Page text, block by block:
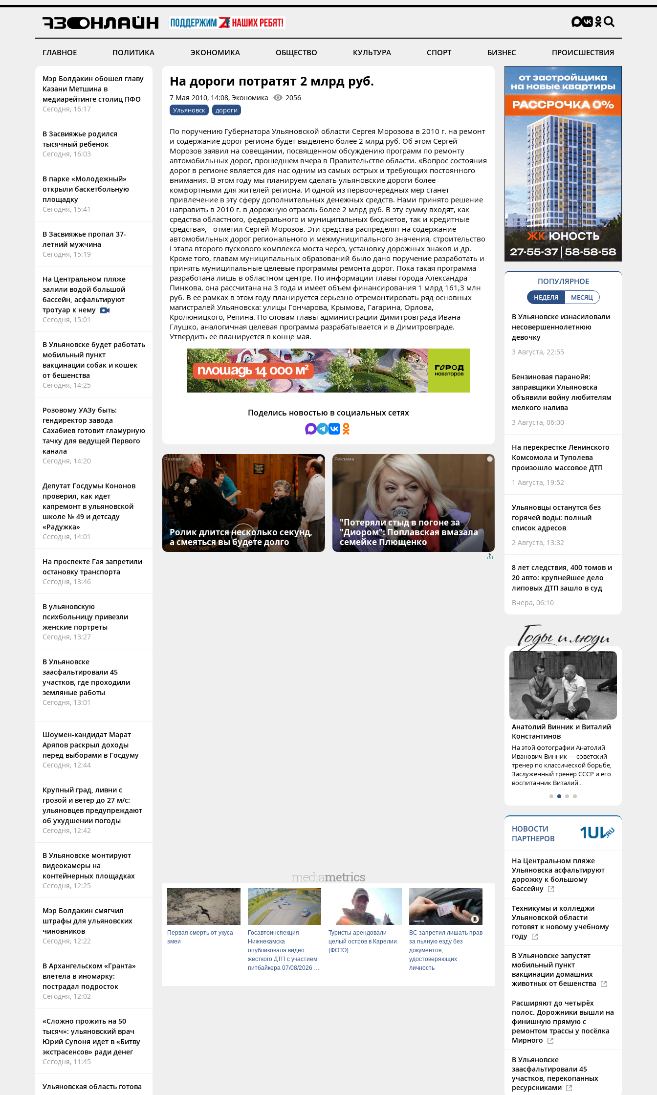
ГЛАВНОЕ ПОЛИТИКА ЭКОНОМИКА ОБЩЕСТВО КУЛЬТУРА СПОРТ БИЗНЕС ПРОИСШЕСТВИЯ
Мэр Болдакин обошел главу
Казани Метшина в
медиарейтинге столиц ПФО
Сегодня, 16:17
В Засвияжье родился
тысячный ребенок
Сегодня, 16:03
В парке «Молодежный»
открыли баскетбольную
площадку
Сегодня, 15:41
В Засвияжье пропал 37-
летний мужчина
Сегодня, 15:19
На Центральном пляже
залили водой большой
бассейн, асфальтируют
тротуар к нему
Сегодня, 15:01
В Ульяновске будет работать
мобильный пункт
вакцинации собак и кошек
от бешенства
Сегодня, 14:25
Розовому УАЗу быть:
гендиректор завода
Сахабиев готовит гламурную
тачку для ведущей Первого
канала
Сегодня, 14:20
Депутат Госдумы Кононов
проверил, как идет
капремонт в ульяновской
школе № 49 и детсаду
«Радужка»
Сегодня, 14:01
На проспекте Гая запретили
остановку транспорта
Сегодня, 13:46
В ульяновскую
психбольницу привезли
женские портреты
Сегодня, 13:27
В Ульяновске
заасфальтировали 45
участков, где проходили
земляные работы
Сегодня, 13:01
Шоумен-кандидат Марат
Аряпов раскрыл доходы
перед выборами в Госдуму
Сегодня, 12:44
Крупный град, ливни с
грозой и ветер до 27 м/с:
ульяновцев предупреждают
об ухудшении погоды
Сегодня, 12:42
В Ульяновске монтируют
видеокамеры на
контейнерных площадках
Сегодня, 12:25
Мэр Болдакин смягчил
штрафы для ульяновских
чиновников
Сегодня, 12:22
В Архангельском «Гранта»
влетела в иномарку:
пострадал подросток
Сегодня, 12:02
«Сложно прожить на 50
тысяч»: ульяновский врач
Юрий Супоня идет в «Битву
экстрасенсов» ради денег
Сегодня, 11:45
Ульяновская область готова
На дороги потратят 2 млрд руб.
7 Мая 2010, 14:08, Экономика 2056
Ульяновск дороги
По поручению Губернатора Ульяновской области Сергея Морозова в 2010 г. на ремонт
и содержание дорог региона будет выделено более 2 млрд руб. Об этом Сергей
Морозов заявил на совещании, посвященном обсуждению программ по ремонту
автомобильных дорог, прошедшем вчера в Правительстве области. «Вопрос состояния
дорог в регионе является для нас одним из самых острых и требующих постоянного
внимания. В этом году мы планируем сделать ульяновские дороги более
комфортными для жителей региона. И одной из первоочередных мер станет
привлечение в эту сферу дополнительных денежных средств. Нами принято решение
направить в 2010 г. в дорожную отрасль более 2 млрд руб. В эту сумму входят, как
средства областного, федерального и муниципальных бюджетов, так и кредитные
средства», - отметил Сергей Морозов. Эти средства распределят на содержание
автомобильных дорог регионального и межмуниципального значения, строительство
I этапа второго пускового комплекса моста через, установку дорожных знаков и др.
Кроме того, главам муниципальных образований было дано поручение разработать и
принять муниципальные целевые программы ремонта дорог. Пока такая программа
разработана лишь в областном центре. По информации главы города Александра
Пинкова, она рассчитана на 3 года и имеет объем финансирования 1 млрд 161,3 млн
руб. В ее рамках в этом году планируется серьезно отремонтировать ряд основных
магистралей Ульяновска: улицы Гончарова, Крымова, Гагарина, Орлова,
Кролюницкого, Репина. По словам главы администрации Димитровграда Ивана
Глушко, аналогичная целевая программа разрабатывается и в Димитровграде.
Утвердить её планируется в конце мая.
Поделись новостью в социальных сетях
i
Ролик длится несколько секунд,
а смеяться вы будете долго
i
"Потеряли стыд в погоне за
"Диором": Поплавская вмазала
семейке Плющенко
Первая смерть от укуса
змеи
Госавтоинспекция
Нижнекамска
опубликовала видео
жесткого ДТП с участием
питбайкера 07/08/2026 –
Туристы арендовали
целый остров в Карелии
(ФОТО)
ВС запретил лишать прав
за пьяную езду без
документов,
удостоверяющих
личность
ПОПУЛЯРНОЕ
НЕДЕЛЯ МЕСЯЦ
В Ульяновске изнасиловали
несовершеннолетнюю
девочку
3 Августа, 22:55
Бензиновая паранойя:
заправщики Ульяновска
объявили войну любителям
мелкого налива
3 Августа, 06:00
На перекрестке Ленинского
Комсомола и Туполева
произошло массовое ДТП
1 Августа, 19:52
Ульяновцы останутся без
горячей воды: полный
список адресов
2 Августа, 13:32
8 лет следствия, 400 томов и
20 авто: крупнейшее дело
липовых ДТП зашло в суд
Вчера, 06:10
Анатолий Винник и Виталий
Константинов
На этой фотографии Анатолий
Иванович Винник — советский
тренер по классической борьбе,
Заслуженный тренер СССР и его
воспитанник Виталий...
НОВОСТИ
ПАРТНЕРОВ
На Центральном пляже
Ульяновска асфальтируют
дорожку к большому
бассейну
Техникумы и колледжи
Ульяновской области
готовят к новому учебному
году
В Ульяновске запустят
мобильный пункт
вакцинации домашних
животных от бешенства
Расширяют до четырёх
полос. Дорожники вышли на
финишную прямую с
ремонтом трассы у посёлка
Мирного
В Ульяновске
заасфальтировали 45
участков, перекопанных
ресурсниками